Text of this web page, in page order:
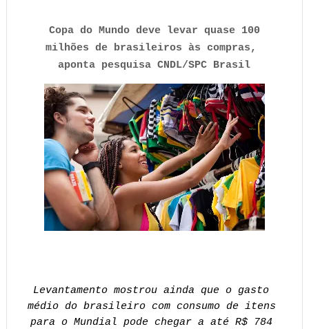
Copa do Mundo deve levar quase 100
milhões de brasileiros às compras,
aponta pesquisa CNDL/SPC Brasil
Levantamento mostrou ainda que o gasto
médio do brasileiro com consumo de itens
para o Mundial pode chegar a até R$ 784